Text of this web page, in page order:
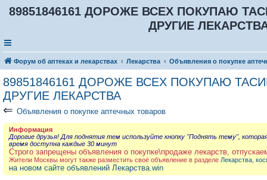
89851846161 ДОРОЖЕ ВСЕХ ПОКУПАЮ
ДРУГИЕ
Форум об аптеках и лекарствах Лекарства Объявления о покупке
89851846161 ДОРОЖЕ ВСЕХ ПОКУПАЮ
ДРУГИЕ ЛЕКАРСТВА
⇐ Объявления о покупке аптечных товаров
Информация
Дорогие друзья! Для поднятия тем используйте кнопку "Поднять тему",
время доступна каждые 30 минут
Строго запрещены объявления о покупке\продаже лекарств,
Жители Москвы могут также разместить своё объявление в разделе Лекарства,
на новом сайте объявлений Лекарства.win